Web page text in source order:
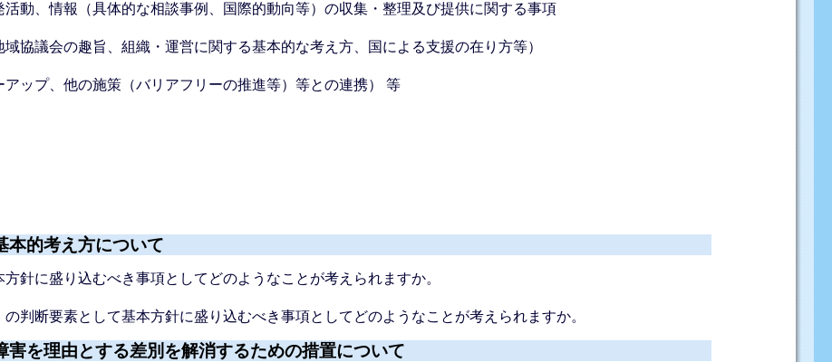
動、情報（具体的な相談事例、国際的動向等）の収集・整理及び提供に関する事項
協議会の趣旨、組織・運営に関する基本的な考え方、国による支援の在り方等）
ップ、他の施策（バリアフリーの推進等）等との連携） 等
本的考え方について
針に盛り込むべき事項としてどのようなことが考えられますか。
判断要素として基本方針に盛り込むべき事項としてどのようなことが考えられますか。
害を理由とする差別を解消するための措置について